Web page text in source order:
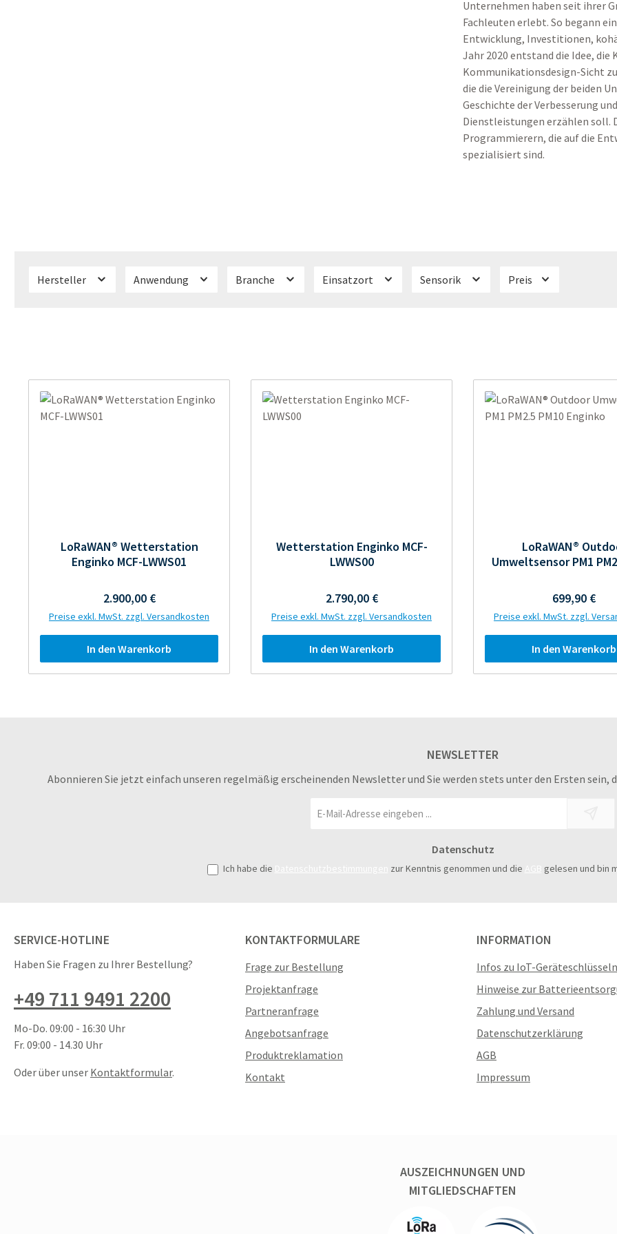
Unternehmen haben seit ihrer
Fachleuten erlebt. So begann
Entwicklung, Investitionen,
Jahr 2020 entstand die Idee, die
Kommunikationsdesign-Sicht
die die Vereinigung der beiden
Geschichte der Verbesserung
Dienstleistungen erzählen soll.
Programmierern, die auf die
spezialisiert sind.
Hersteller Anwendung Branche Einsatzort Sensorik Preis
LoRaWAN® Wetterstation
Enginko MCF-LWWS01
Regulärer Preis:
2.900,00 €
Preise exkl. MwSt. zzgl. Versandkosten
In den Warenkorb
Wetterstation Enginko MCF-
LWWS00
Regulärer Preis:
2.790,00 €
Preise exkl. MwSt. zzgl. Versandkosten
In den Warenkorb
LoRaWAN®
Umweltsensor PM1
Regulärer
699,90 €
Preise exkl. MwSt. zzgl.
In den Warenkorb
NEWSLETTER
Abonnieren Sie jetzt einfach unseren regelmäßig erscheinenden Newsletter und Sie werden stets unter den Ersten
E-
Datenschutz
Ich habe die zur Kenntnis genommen und die gelesen und bin
SERVICE-HOTLINE
Haben Sie Fragen zu Ihrer Bestellung?
+49 711 9491 2200
Mo-Do. 09:00 - 16:30 Uhr
Fr. 09:00 - 14.30 Uhr
Oder über unser Kontaktformular.
KONTAKTFORMULARE
Frage zur Bestellung
Projektanfrage
Partneranfrage
Angebotsanfrage
Produktreklamation
Kontakt
INFORMATION
Infos zu IoT-Geräteschlüsseln
Hinweise zur
Zahlung und Versand
Datenschutzerklärung
AGB
Impressum
AUSZEICHNUNGEN UND
MITGLIEDSCHAFTEN